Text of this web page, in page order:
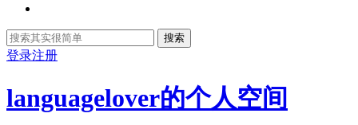
搜索
登录注册
languagelover的个人空间